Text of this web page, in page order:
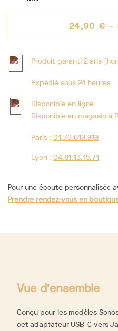
24,90 € -
Produit garanti 2 ans
Expédié sous 24 heures
Disponible en ligne
Disponible en magasin à
Paris : 01.70.619.919
Lyon : 04.81.13.15.71
Pour une écoute personnalisée
Prendre rendez-vous en
Vue d'ensemble
Conçu pour les modèles
cet adaptateur USB-C vers